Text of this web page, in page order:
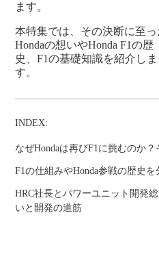
ます。
本特集では、その決断に至っ
Hondaの想いやHonda F1の歴
史、F1の基礎知識を紹介しま
す。
INDEX:
なぜHondaは再びF1に挑むのか
F1の仕組みやHonda参戦の歴史を
HRC社長とパワーユニット開発
いと開発の道筋